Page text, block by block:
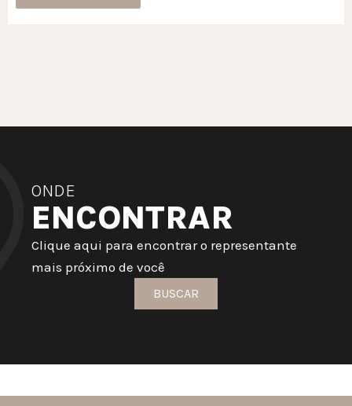
ONDE
ENCONTRAR
Clique aqui para encontrar o representante
mais próximo de você
BUSCAR